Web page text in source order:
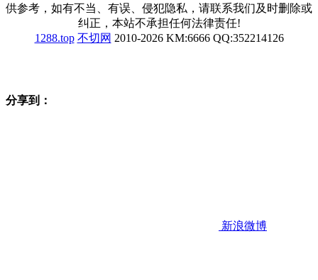
供参考，如有不当、有误、侵犯隐私，请联系我们及时删除或
纠正，本站不承担任何法律责任!
1288.top 不切网 2010-2026 KM:6666 QQ:352214126
分享到：
新浪微博